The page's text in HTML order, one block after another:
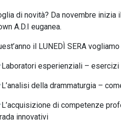
di novità? Da novembre inizia
A.D.I euganea.
il LUNEDÌ SERA
Laboratori esperienziali –
L’analisi della drammaturgia –
L’acquisizione di competenze
innovativi